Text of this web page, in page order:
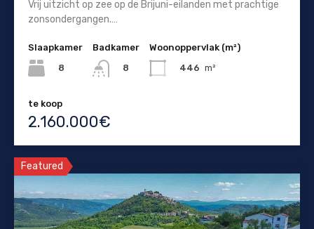
Vrij uitzicht op zee op de Brijuni-eilanden met prachtige
zonsondergangen.…
Slaapkamer
8
Badkamer
8
Woonoppervlak (m²)
446 m²
te koop
2.160.000€
Featured